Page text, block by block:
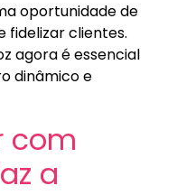
oportunidade de
fidelizar clientes.
agora é essencial
dinâmico e
com
a